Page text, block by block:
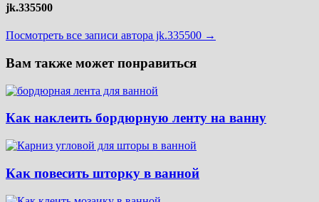
jk.335500
Посмотреть все записи автора jk.335500 →
Вам также может понравиться
Как наклеить бордюрную ленту на ванну
Как повесить шторку в ванной